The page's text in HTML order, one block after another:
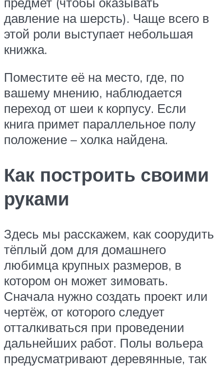
давление на шерсть). Чаще всего в
этой роли выступает небольшая
книжка.
Поместите её на место, где, по
вашему мнению, наблюдается
переход от шеи к корпусу. Если
книга примет параллельное полу
положение – холка найдена.
Как построить своими
руками
Здесь мы расскажем, как соорудить
тёплый дом для домашнего
любимца крупных размеров, в
котором он может зимовать.
Сначала нужно создать проект или
чертёж, от которого следует
отталкиваться при проведении
дальнейших работ. Полы вольера
предусматривают деревянные, так